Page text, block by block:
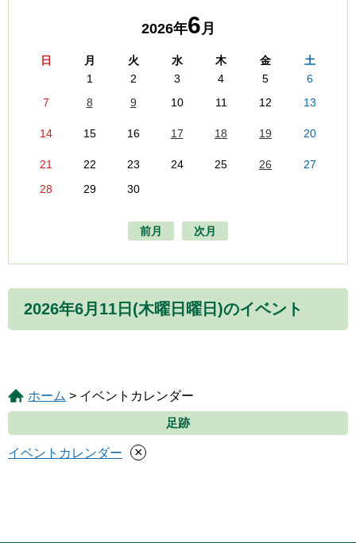
2026年6月
日 月 火 水 木 金
土
1
2 3 4 5
6
7
8 9 10 11 12 13
14 15 16 17 18 19 20
21 22 23 24 25 26
27
28
29 30
前月 次月
2026年6月11日(木曜日曜日)のイベント
ホーム > イベントカレンダー
足跡
イベントカレンダー ×